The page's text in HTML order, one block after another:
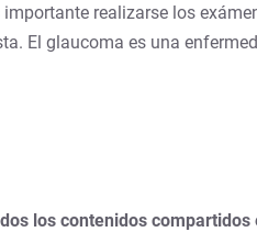
importante realizarse los
El glaucoma es una
los contenidos